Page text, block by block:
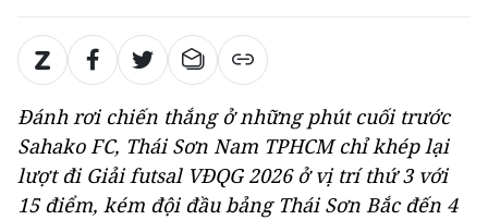
Đánh rơi chiến thắng ở những phút cuối trước
Sahako FC, Thái Sơn Nam TPHCM chỉ khép lại
lượt đi Giải futsal VĐQG 2026 ở vị trí thứ 3 với
15 điểm, kém đội đầu bảng Thái Sơn Bắc đến 4